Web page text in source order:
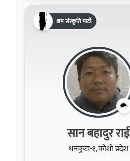
श्रम संस्कृति पार्टी
सान बहादुर​ राई
धनकुटा-१, कोशी प्रदेश